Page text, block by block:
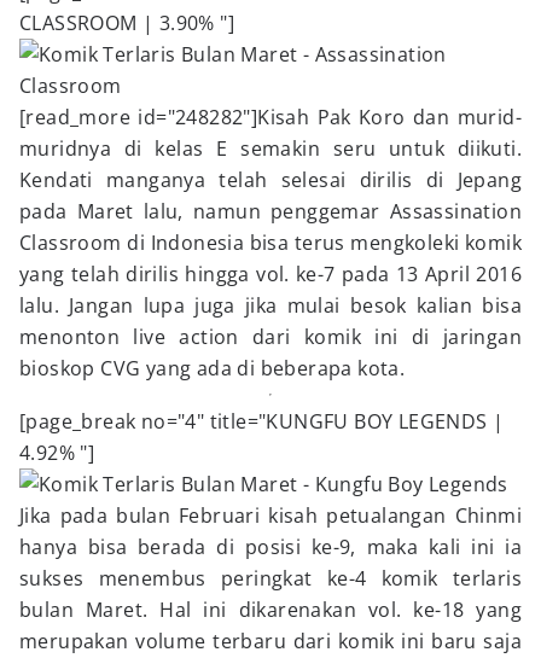
CLASSROOM | 3.90% "]
[read_more id="248282"]Kisah Pak Koro dan murid-
muridnya di kelas E semakin seru untuk diikuti.
Kendati manganya telah selesai dirilis di Jepang
pada Maret lalu, namun penggemar Assassination
Classroom di Indonesia bisa terus mengkoleki komik
yang telah dirilis hingga vol. ke-7 pada 13 April 2016
lalu. Jangan lupa juga jika mulai besok kalian bisa
menonton live action dari komik ini di jaringan
bioskop CVG yang ada di beberapa kota.
[page_break no="4" title="KUNGFU BOY LEGENDS |
4.92% "]
Jika pada bulan Februari kisah petualangan Chinmi
hanya bisa berada di posisi ke-9, maka kali ini ia
sukses menembus peringkat ke-4 komik terlaris
bulan Maret. Hal ini dikarenakan vol. ke-18 yang
merupakan volume terbaru dari komik ini baru saja